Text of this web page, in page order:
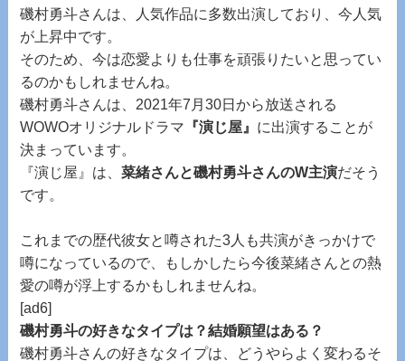
磯村勇斗さんは、人気作品に多数出演しており、今人気
が上昇中です。
そのため、今は恋愛よりも仕事を頑張りたいと思ってい
るのかもしれませんね。
磯村勇斗さんは、2021年7月30日から放送される
WOWOオリジナルドラマ 『演じ屋』 に出演することが
決まっています。
『演じ屋』は、菜緒さんと磯村勇斗さんのW主演だそう
です。
これまでの歴代彼女と噂された3人も共演がきっかけで
噂になっているので、もしかしたら今後菜緒さんとの熱
愛の噂が浮上するかもしれませんね。
[ad6]
磯村勇斗の好きなタイプは？結婚願望はある？
磯村勇斗さんの好きなタイプは、どうやらよく変わるそ